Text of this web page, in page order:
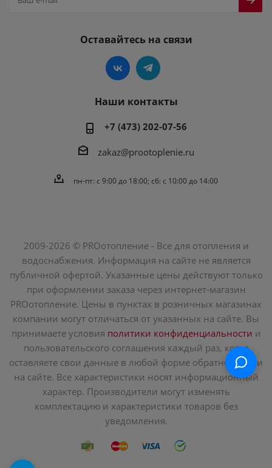
Оставайтесь на связи
Наши контакты
+7 (473) 202-07-56
zakaz@prootoplenie.ru
пн-пт: c 9:00 до 18:00; сб: с 10:00 до 14:00
2009-2026 © PROотопление - Все для отопления и
водоснабжения. Информация на сайте не является
публичной офертой. Указанные цены действуют только
при оформлении заказа через интернет-магазин
PROотопление. Цены в пунктах в розничных магазинах
компании могут отличаться от указанных на сайте. Вы
принимаете условия политики конфиденциальности и
пользовательского соглашения каждый раз, когда
оставляете свои данные в любой форме обратной связи
на сайте. Все характеристики носят информационный
характер. Производители могут изменять
комплектацию и характеристики товаров без
уведомления.